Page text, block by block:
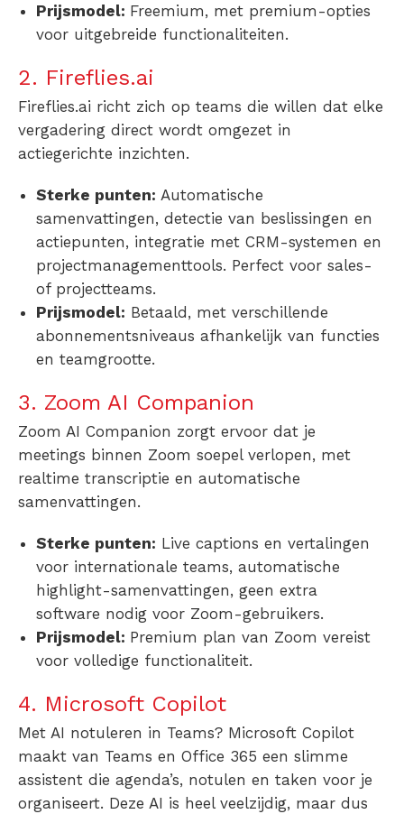
Prijsmodel: Freemium, met premium-opties
voor uitgebreide functionaliteiten.
2. Fireflies.ai
Fireflies.ai richt zich op teams die willen dat elke
vergadering direct wordt omgezet in
actiegerichte inzichten.
Sterke punten: Automatische
samenvattingen, detectie van beslissingen en
actiepunten, integratie met CRM-systemen en
projectmanagementtools. Perfect voor sales-
of projectteams.
Prijsmodel: Betaald, met verschillende
abonnementsniveaus afhankelijk van functies
en teamgrootte.
3. Zoom AI Companion
Zoom AI Companion zorgt ervoor dat je
meetings binnen Zoom soepel verlopen, met
realtime transcriptie en automatische
samenvattingen.
Sterke punten: Live captions en vertalingen
voor internationale teams, automatische
highlight-samenvattingen, geen extra
software nodig voor Zoom-gebruikers.
Prijsmodel: Premium plan van Zoom vereist
voor volledige functionaliteit.
4. Microsoft Copilot
Met AI notuleren in Teams? Microsoft Copilot
maakt van Teams en Office 365 een slimme
assistent die agenda’s, notulen en taken voor je
organiseert. Deze AI is heel veelzijdig, maar dus